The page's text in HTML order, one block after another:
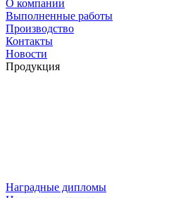
О компании
Выполненные работы
Производство
Контакты
Новости
Продукция
Наградные дипломы